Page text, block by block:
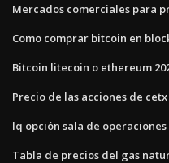
Mercados comerciales para
Como comprar bitcoin en
Bitcoin litecoin o ethereum
Precio de las acciones de
Iq opción sala de operaciones
Tabla de precios del gas